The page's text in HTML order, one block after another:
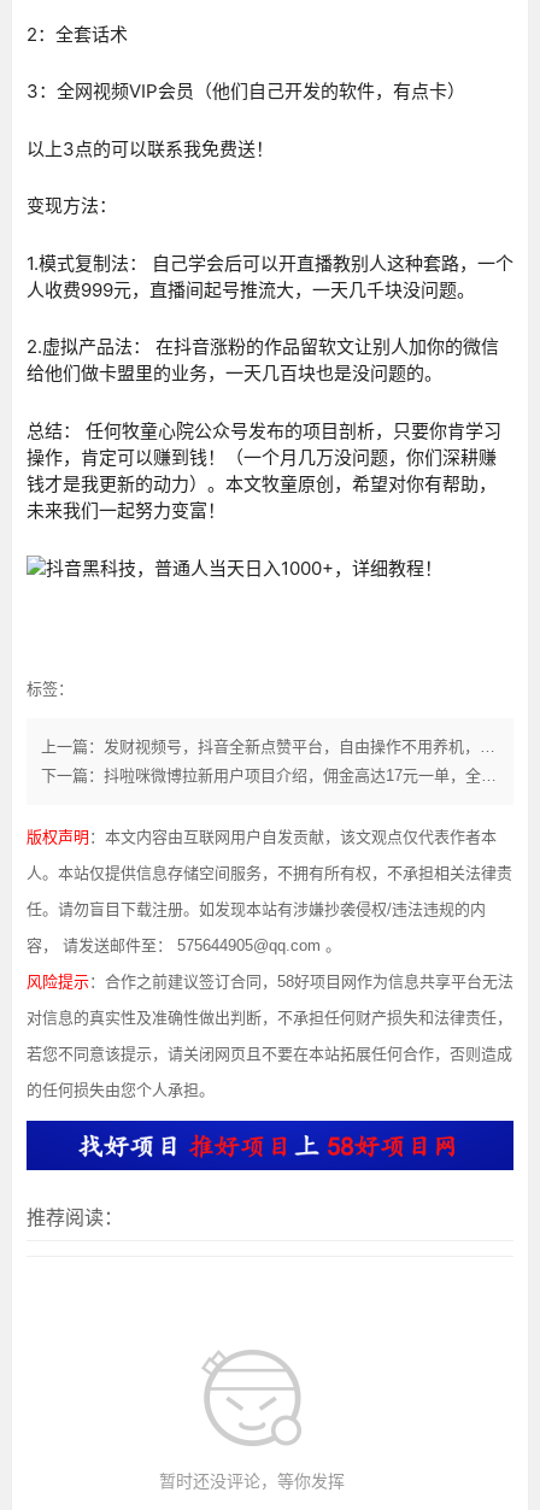
2：全套话术
3：全网视频VIP会员（他们自己开发的软件，有点卡）
以上3点的可以联系我免费送！
变现方法：
1.模式复制法： 自己学会后可以开直播教别人这种套路，一个
人收费999元，直播间起号推流大，一天几千块没问题。
2.虚拟产品法： 在抖音涨粉的作品留软文让别人加你的微信
给他们做卡盟里的业务，一天几百块也是没问题的。
总结： 任何牧童心院公众号发布的项目剖析，只要你肯学习
操作，肯定可以赚到钱！（一个月几万没问题，你们深耕赚
钱才是我更新的动力）。本文牧童原创，希望对你有帮助，
未来我们一起努力变富！
标签：
下一篇：抖啦咪微博拉新用户项目介绍，佣金高达17元一单，全网招募推广达人！
版权声明 ：本文内容由互联网用户自发贡献，该文观点仅代表作者本
人。本站仅提供信息存储空间服务，不拥有所有权，不承担相关法律责
任。请勿盲目下载注册。如发现本站有涉嫌抄袭侵权/违法违规的内
容， 请发送邮件至： 575644905@qq.com 。
风险提示：合作之前建议签订合同，58好项目网作为信息共享平台无法
对信息的真实性及准确性做出判断，不承担任何财产损失和法律责任，
若您不同意该提示，请关闭网页且不要在本站拓展任何合作，否则造成
的任何损失由您个人承担。
推荐阅读：
暂时还没评论，等你发挥